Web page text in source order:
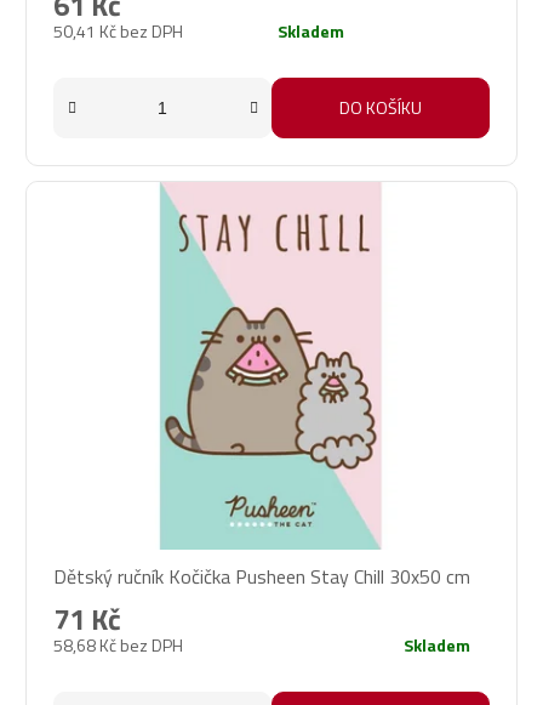
je
5,0
50,41 Kč bez DPH Skladem
DO KOŠÍKU
Dětský ručník Kočička Pusheen Stay Chill 30x50 cm
58,68 Kč bez DPH
71 Kč
Skladem